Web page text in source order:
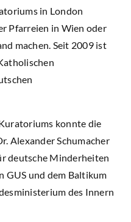
in London
Pfarreien in Wien oder
machen. Seit 2009 ist
konnte die
Alexander Schumacher
deutsche Minderheiten
GUS und dem Baltikum
des Innern